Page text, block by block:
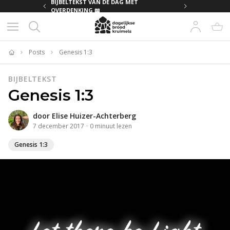
BIJBELTEKST VAN DE DAG MET
OVERDENKING 📖
Home
Posts Genesis 1:3
BIJBELTEKST
Genesis 1:3
door Elise Huizer-Achterberg
7 december 2017 · 0 minuut lezen
Genesis 1:3